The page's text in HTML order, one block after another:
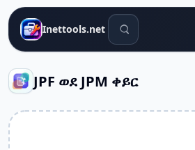
Inettools.net የፍለጋ መሳሪያዎች
JPF ወደ JPM ቀይር